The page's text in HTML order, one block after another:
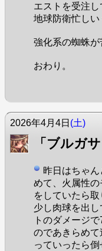
エストを受注し
地球防衛忙しい
強化系の蜘蛛が
おわり。
2026年4月4日 (土)
「ブルガサ
昨日はちゃ
めて、火属性
をしていたら取
少し肉球を出
トのダメージ
のであきらめ
っていったら倒